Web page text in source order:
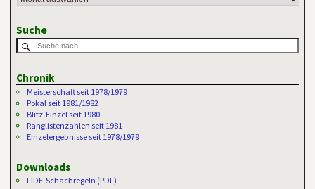
Suche
Chronik
Meisterschaft seit 1978/1979
Pokal seit 1981/1982
Blitz-Einzel seit 1980
Ranglistenzahlen seit 1981
Einzelergebnisse seit 1978/1979
Downloads
FIDE-Schachregeln (PDF)